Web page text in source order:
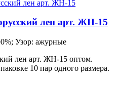
лен арт. ЖН-15
Узор: ажурные
лен арт. ЖН-15 оптом.
10 пар одного размера.